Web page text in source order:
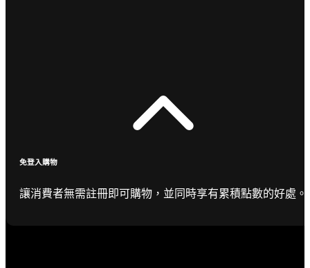
免登入購物
讓消費者無需註冊即可購物，並同時享有累積點數的好處。